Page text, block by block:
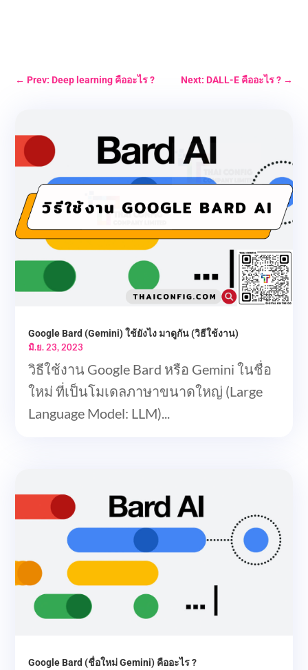
←Prev: Deep learning คืออะไร ? Next: DALL-E คืออะไร ?→
Google Bard (Gemini) ใช้ยังไง มาดูกัน (วิธีใช้งาน)
มิ.ย. 23, 2023
วิธีใช้งาน Google Bard หรือ Gemini ในชื่อ
ใหม่ ที่เป็นโมเดลภาษาขนาดใหญ่ (Large
Language Model: LLM)...
Google Bard (ชื่อใหม่ Gemini) คืออะไร ?